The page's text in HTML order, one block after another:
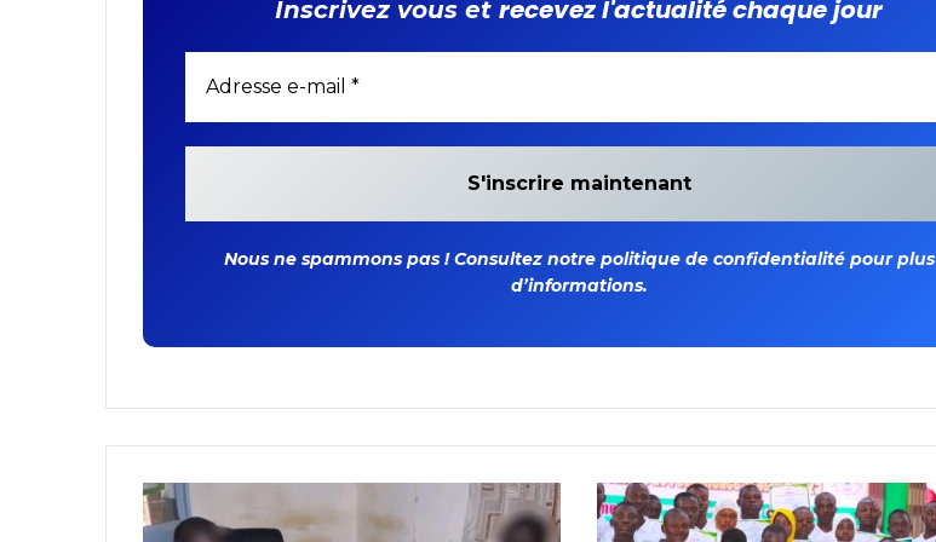
Inscrivez vous et recevez l'actualité chaque jour
Nous ne spammons pas ! Consultez notre politique de confidentialité pour plus
d’informations.